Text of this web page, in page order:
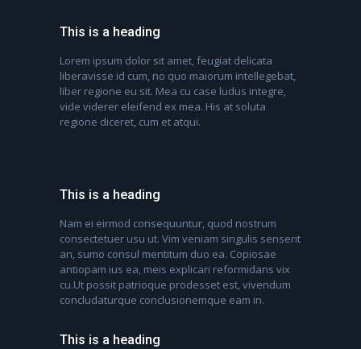
This is a heading
Lorem ipsum dolor sit amet, feugiat delicata
liberavisse id cum, no quo maiorum intellegebat,
liber regione eu sit. Mea cu case ludus integre,
vide viderer eleifend ex mea. His at soluta
regione diceret, cum et atqui.
This is a heading
Nam ei eirmod consequuntur, quod nostrum
consectetuer usu ut. Vim veniam singulis senserit
an, sumo consul mentitum duo ea. Copiosae
antiopam ius ea, meis explicari reformidans vix
cu.Ut possit patrioque prodesset est, vivendum
concludaturque conclusionemque eam in.
This is a heading